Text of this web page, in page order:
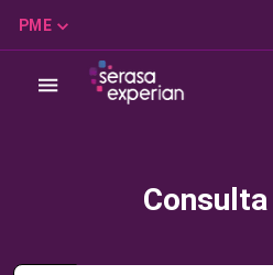
PME
Consulta